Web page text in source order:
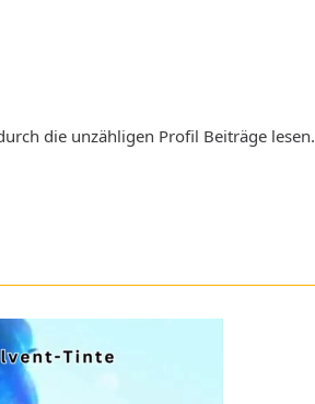
die unzähligen Profil Beiträge lesen.